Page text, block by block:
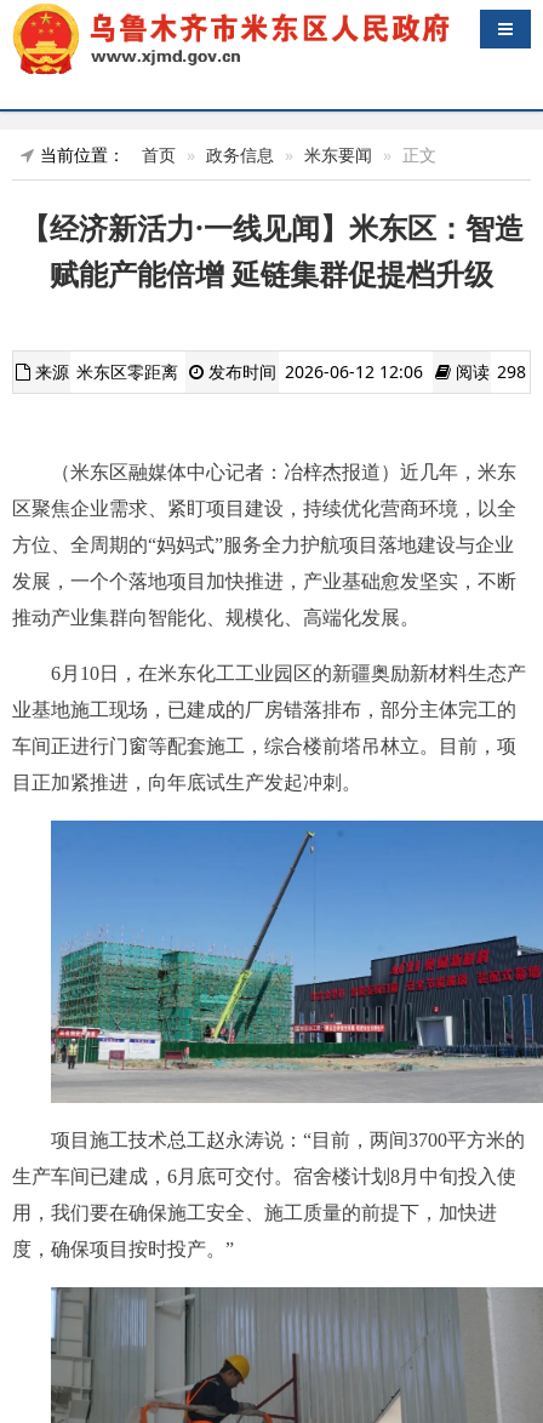
导航
当前位置： 首页 政务信息 米东要闻 正文
【经济新活力·一线见闻】米东区：智造
赋能产能倍增 延链集群促提档升级
来源 米东区零距离 发布时间 2026-06-12 12:06 阅读 298
（米东区融媒体中心记者：冶梓杰报道）近几年，米东
区聚焦企业需求、紧盯项目建设，持续优化营商环境，以全
方位、全周期的“妈妈式”服务全力护航项目落地建设与企业
发展，一个个落地项目加快推进，产业基础愈发坚实，不断
推动产业集群向智能化、规模化、高端化发展。
6月10日，在米东化工工业园区的新疆奥励新材料生态产
业基地施工现场，已建成的厂房错落排布，部分主体完工的
车间正进行门窗等配套施工，综合楼前塔吊林立。目前，项
目正加紧推进，向年底试生产发起冲刺。
项目施工技术总工赵永涛说：“目前，两间3700平方米的
生产车间已建成，6月底可交付。宿舍楼计划8月中旬投入使
用，我们要在确保施工安全、施工质量的前提下，加快进
度，确保项目按时投产。”